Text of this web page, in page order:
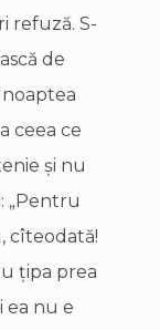
refuză. S-
de
noaptea
ceea ce
şi nu
„Pentru
cîteodată!
ţipa prea
ea nu e